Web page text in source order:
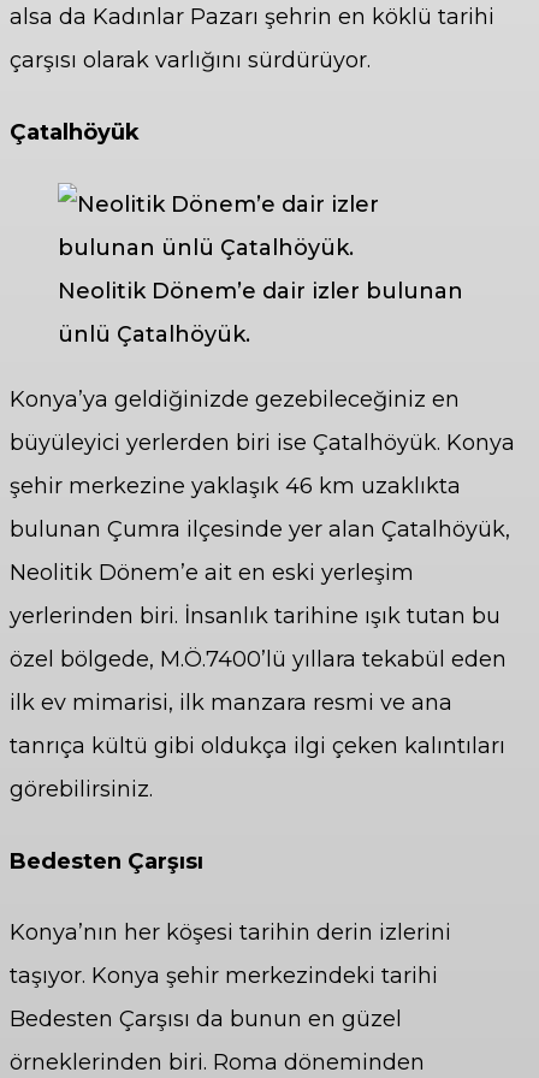
alsa da Kadınlar Pazarı şehrin en köklü tarihi
çarşısı olarak varlığını sürdürüyor.
Çatalhöyük
Neolitik Dönem’e dair izler bulunan
ünlü Çatalhöyük.
Konya’ya geldiğinizde gezebileceğiniz en
büyüleyici yerlerden biri ise Çatalhöyük. Konya
şehir merkezine yaklaşık 46 km uzaklıkta
bulunan Çumra ilçesinde yer alan Çatalhöyük,
Neolitik Dönem’e ait en eski yerleşim
yerlerinden biri. İnsanlık tarihine ışık tutan bu
özel bölgede, M.Ö.7400’lü yıllara tekabül eden
ilk ev mimarisi, ilk manzara resmi ve ana
tanrıça kültü gibi oldukça ilgi çeken kalıntıları
görebilirsiniz.
Bedesten Çarşısı
Konya’nın her köşesi tarihin derin izlerini
taşıyor. Konya şehir merkezindeki tarihi
Bedesten Çarşısı da bunun en güzel
örneklerinden biri. Roma döneminden